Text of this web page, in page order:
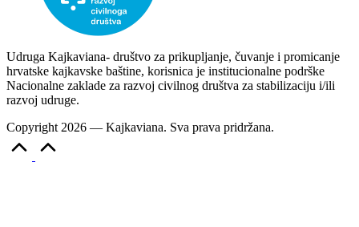
Udruga Kajkaviana- društvo za prikupljanje, čuvanje i promicanje
hrvatske kajkavske baštine, korisnica je institucionalne podrške
Nacionalne zaklade za razvoj civilnog društva za stabilizaciju i/ili
razvoj udruge.
Copyright 2026 — Kajkaviana. Sva prava pridržana.